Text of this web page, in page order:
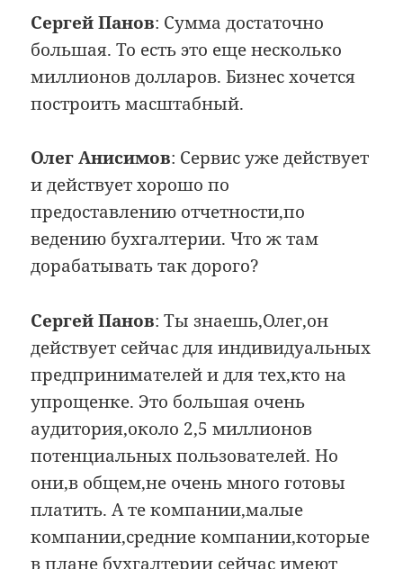
Сергей Панов: Сумма достаточно
большая. То есть это еще несколько
миллионов долларов. Бизнес хочется
построить масштабный.
Олег Анисимов: Сервис уже действует
и действует хорошо по
предоставлению отчетности,по
ведению бухгалтерии. Что ж там
дорабатывать так дорого?
Сергей Панов: Ты знаешь,Олег,он
действует сейчас для индивидуальных
предпринимателей и для тех,кто на
упрощенке. Это большая очень
аудитория,около 2,5 миллионов
потенциальных пользователей. Но
они,в общем,не очень много готовы
платить. А те компании,малые
компании,средние компании,которые
в плане бухгалтерии сейчас имеют